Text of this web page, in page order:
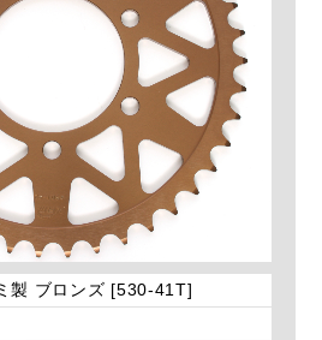
製 ブロンズ [530-41T]